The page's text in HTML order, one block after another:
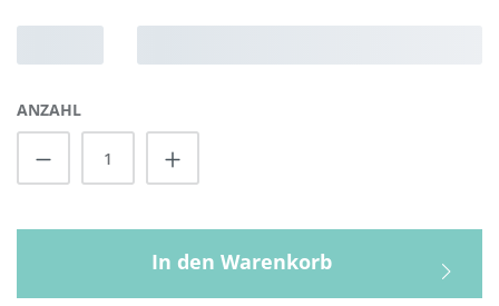
ANZAHL
Produkt Anzahl: Gib den gewünschten
In den Warenkorb